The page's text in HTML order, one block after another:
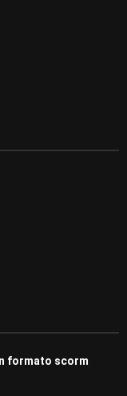
formato scorm